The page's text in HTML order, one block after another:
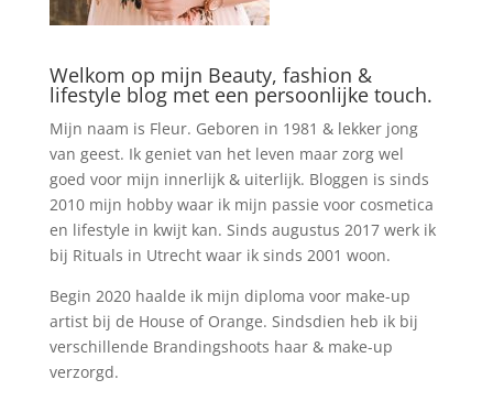
Welkom op mijn Beauty, fashion &
lifestyle blog met een persoonlijke touch.
Mijn naam is Fleur. Geboren in 1981 & lekker jong
van geest. Ik geniet van het leven maar zorg wel
goed voor mijn innerlijk & uiterlijk. Bloggen is sinds
2010 mijn hobby waar ik mijn passie voor cosmetica
en lifestyle in kwijt kan. Sinds augustus 2017 werk ik
bij Rituals in Utrecht waar ik sinds 2001 woon.
Begin 2020 haalde ik mijn diploma voor make-up
artist bij de House of Orange. Sindsdien heb ik bij
verschillende Brandingshoots haar & make-up
verzorgd.